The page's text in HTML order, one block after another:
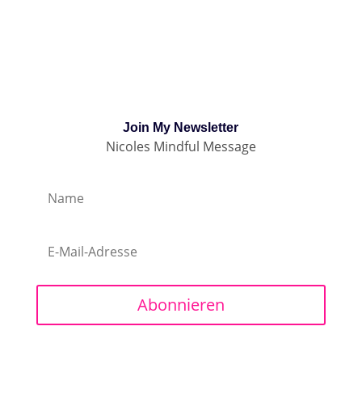
Join My Newsletter
Nicoles Mindful Message
Abonnieren